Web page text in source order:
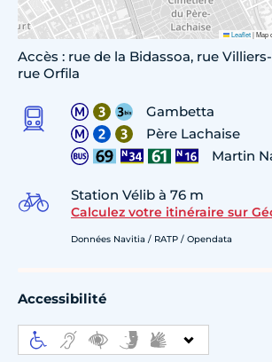
Leaflet|Map
Accès : rue de la Bidassoa, rue
rue Orfila
Gambetta
Père Lachaise
Martin
Station Vélib à 76 m
Calculez votre itinéraire sur
Données Navitia / RATP / Opendata
Accessibilité